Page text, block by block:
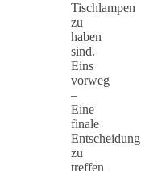
Tischlampen
zu
haben
sind.
Eins
vorweg
–
Eine
finale
Entscheidung
zu
treffen